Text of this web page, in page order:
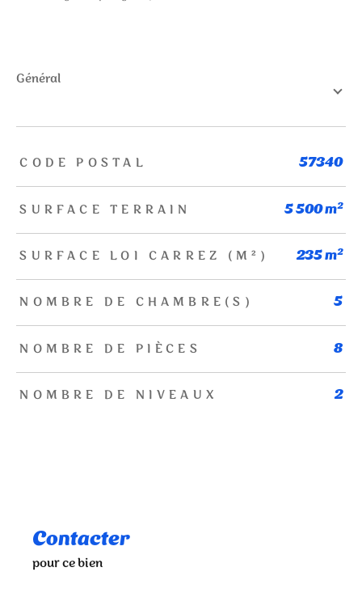
général
TRAD_ZEPHYR_Caracteristique TRAD_ZEPHYR_Valeurs
CODE POSTAL 57340
SURFACE TERRAIN 5 500 m²
SURFACE LOI CARREZ (M²) 235 m²
NOMBRE DE CHAMBRE(S) 5
NOMBRE DE PIÈCES 8
NOMBRE DE NIVEAUX 2
Contacter
pour ce bien